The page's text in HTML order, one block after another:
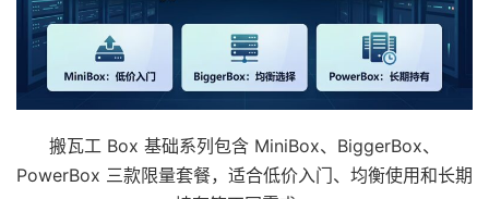
搬瓦工 Box 基础系列包含 MiniBox、BiggerBox、
PowerBox 三款限量套餐，适合低价入门、均衡使用和长期